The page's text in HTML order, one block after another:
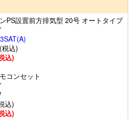
PS設置前方排気型 20号 オートタイプ
税込)
込)
コンセット
込)
込)